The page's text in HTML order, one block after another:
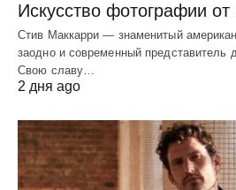
Искусство фотографии
Стив Маккарри — знаменитый
заодно и современный представитель
Свою славу…
2 дня ago